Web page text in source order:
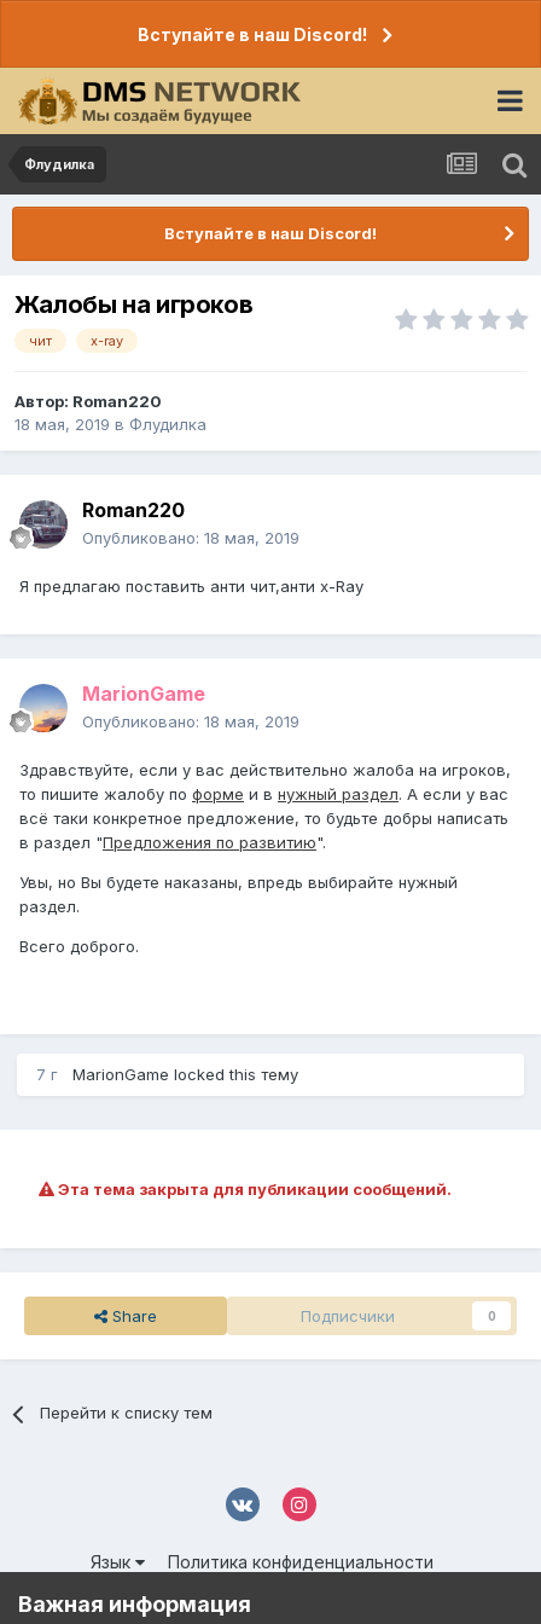
Вступайте в наш Discord!
Флудилка
Вступайте в наш Discord!
Жалобы на игроков
чит x-ray
Автор: Roman220
18 мая, 2019 в Флудилка
Roman220
Опубликовано: 18 мая, 2019
Я предлагаю поставить анти чит,анти x-Ray
MarionGame
Опубликовано: 18 мая, 2019
Здравствуйте, если у вас действительно жалоба на игроков,
то пишите жалобу по форме и в нужный раздел. А если у вас
всё таки конкретное предложение, то будьте добры написать
в раздел "Предложения по развитию".
Увы, но Вы будете наказаны, впредь выбирайте нужный
раздел.
Всего доброго.
7 г MarionGame locked this тему
Эта тема закрыта для публикации сообщений.
Share Подписчики 0
Перейти к списку тем
Язык
Политика конфиденциальности
© 2016-2026 DMS NETWORK | All Rights Reserved.
Важная информация